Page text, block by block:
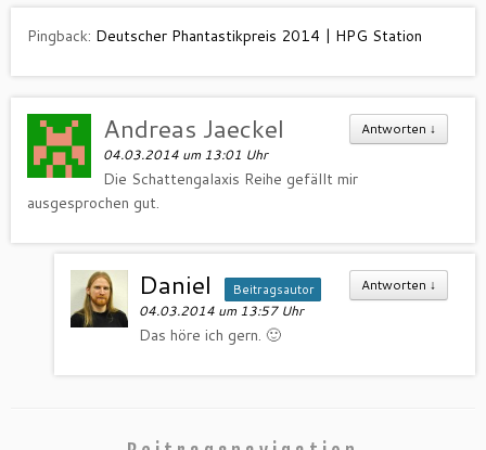
Pingback: Deutscher Phantastikpreis 2014 | HPG Station
Antworten ↓
Andreas Jaeckel
04.03.2014 um 13:01 Uhr
Die Schattengalaxis Reihe gefällt mir
ausgesprochen gut.
Antworten ↓
Daniel Beitragsautor
04.03.2014 um 13:57 Uhr
Das höre ich gern. 🙂